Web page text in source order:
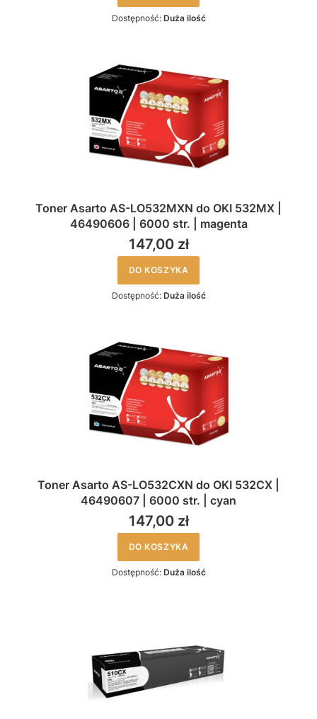
Dostępność: Duża ilość
Toner Asarto AS-LO532MXN do OKI 532MX |
46490606 | 6000 str. | magenta
147,00 zł
DO KOSZYKA
Dostępność: Duża ilość
Toner Asarto AS-LO532CXN do OKI 532CX |
46490607 | 6000 str. | cyan
147,00 zł
DO KOSZYKA
Dostępność: Duża ilość